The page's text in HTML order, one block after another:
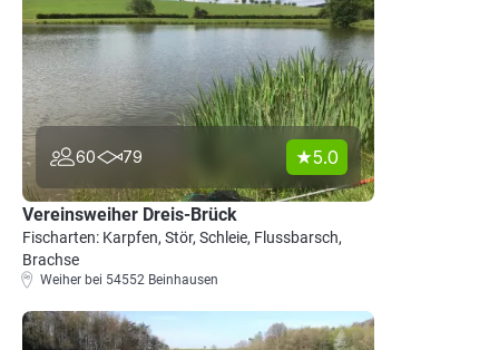
60 79 5.0
Vereinsweiher Dreis-Brück
Fischarten: Karpfen, Stör, Schleie, Flussbarsch,
Brachse
Weiher bei 54552 Beinhausen